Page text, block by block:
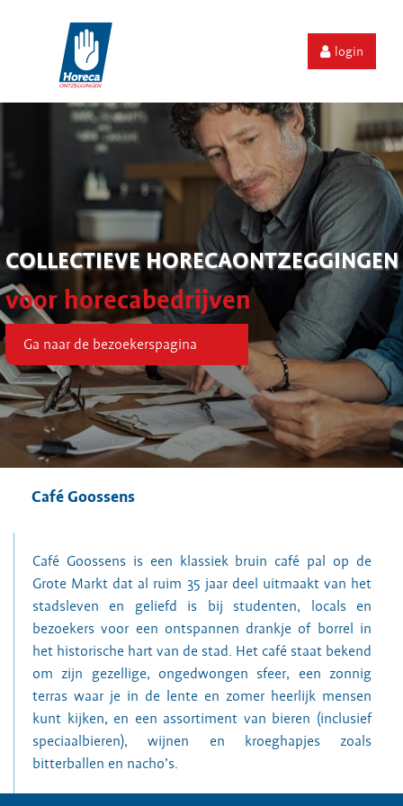
login
COLLECTIEVE HORECAONTZEGGINGEN
voor horecabedrijven
Ga naar de bezoekerspagina
Café Goossens
Café Goossens is een klassiek bruin café pal op de
Grote Markt dat al ruim 35 jaar deel uitmaakt van het
stadsleven en geliefd is bij studenten, locals en
bezoekers voor een ontspannen drankje of borrel in
het historische hart van de stad. Het café staat bekend
om zijn gezellige, ongedwongen sfeer, een zonnig
terras waar je in de lente en zomer heerlijk mensen
kunt kijken, en een assortiment van bieren (inclusief
speciaalbieren), wijnen en kroeghapjes zoals
bitterballen en nacho’s.